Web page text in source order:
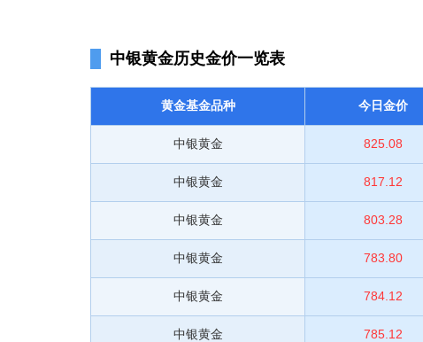
中银黄金历史金价一览表
黄金基金品种 今日金价
中银黄金 825.08
中银黄金 817.12
中银黄金 803.28
中银黄金 783.80
中银黄金 784.12
中银黄金 785.12